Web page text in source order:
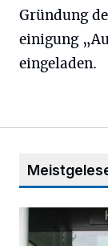
Gründung
einigung
eingeladen.
56